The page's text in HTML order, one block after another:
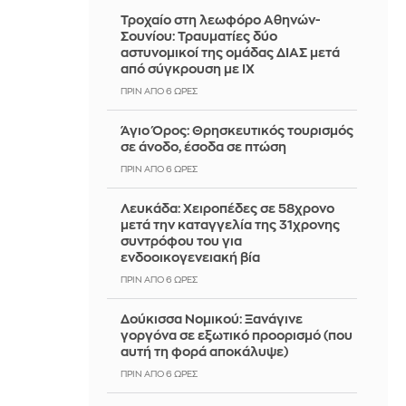
Τροχαίο στη λεωφόρο Αθηνών-
Σουνίου: Τραυματίες δύο
αστυνομικοί της ομάδας ΔΙΑΣ μετά
από σύγκρουση με ΙΧ
ΠΡΙΝ ΑΠΌ 6 ΏΡΕΣ
Άγιο Όρος: Θρησκευτικός τουρισμός
σε άνοδο, έσοδα σε πτώση
ΠΡΙΝ ΑΠΌ 6 ΏΡΕΣ
Λευκάδα: Χειροπέδες σε 58χρονο
μετά την καταγγελία της 31χρονης
συντρόφου του για
ενδοοικογενειακή βία
ΠΡΙΝ ΑΠΌ 6 ΏΡΕΣ
Δούκισσα Νομικού: Ξανάγινε
γοργόνα σε εξωτικό προορισμό (που
αυτή τη φορά αποκάλυψε)
ΠΡΙΝ ΑΠΌ 6 ΏΡΕΣ